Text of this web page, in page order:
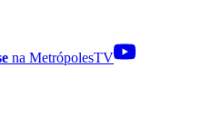
na MetrópolesTV